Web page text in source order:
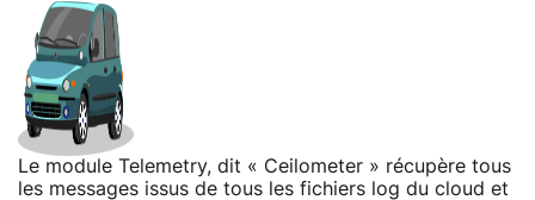
Le module Telemetry, dit « Ceilometer » récupère tous
les messages issus de tous les fichiers log du cloud et